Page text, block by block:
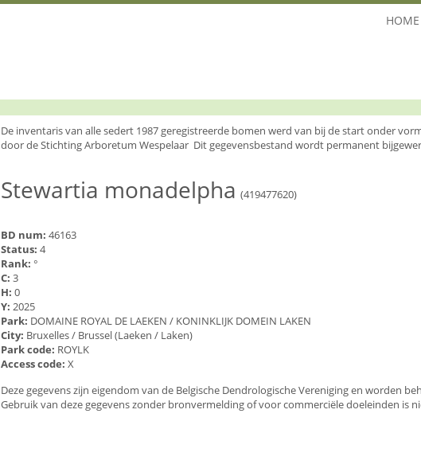
HOME
De inventaris van alle sedert 1987 geregistreerde bomen werd van bij de start onder
door de Stichting Arboretum Wespelaar Dit gegevensbestand wordt permanent
Stewartia monadelpha (419477620)
BD num: 46163
Status: 4
Rank: °
C: 3
H: 0
Y: 2025
Park: DOMAINE ROYAL DE LAEKEN / KONINKLIJK DOMEIN LAKEN
City: Bruxelles / Brussel (Laeken / Laken)
Park code: ROYLK
Access code: X
Deze gegevens zijn eigendom van de Belgische Dendrologische Vereniging en worden
Gebruik van deze gegevens zonder bronvermelding of voor commerciële doeleinden is